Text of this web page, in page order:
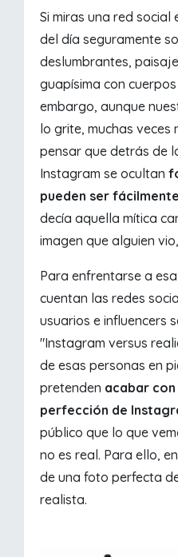
Si miras una red social
del día seguramente
deslumbrantes,
guapísima con
embargo, aunque
lo grite, muchas veces
pensar que detrás de
Instagram se ocultan
pueden ser
decía aquella mítica
imagen que alguien
Para enfrentarse a
cuentan las redes
usuarios e influencers
"Instagram versus
de esas personas en
pretenden acabar
perfección de
público que lo que
no es real. Para ello,
de una foto perfecta
realista.